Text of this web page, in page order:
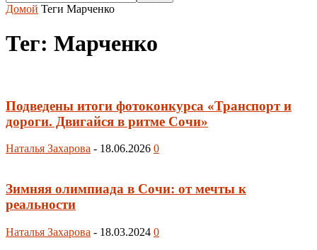
Домой Теги Марченко
Тег: Марченко
Подведены итоги фотоконкурса «Транспорт и
дороги. Двигайся в ритме Сочи»
Наталья Захарова - 18.06.2026 0
Зимняя олимпиада в Сочи: от мечты к
реальности
Наталья Захарова - 18.03.2024 0